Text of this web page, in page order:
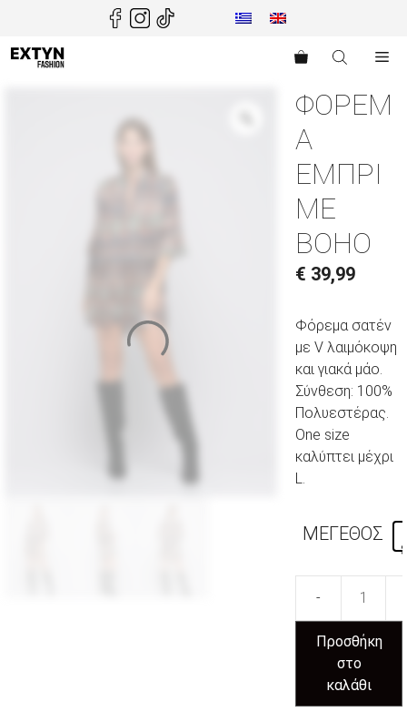
περιεχόμενο
ΦΟΡΕΜ
Α
ΕΜΠΡΙ
ΜΕ
BOHO
€ 39,99
Φόρεμα σατέν
με V λαιμόκοψη
και γιακά μάο.
Σύνθεση: 100%
Πολυεστέρας.
One size
καλύπτει μέχρι
L.
ΜΕΓΕΘΟΣ
Προσθήκη
στο
καλάθι